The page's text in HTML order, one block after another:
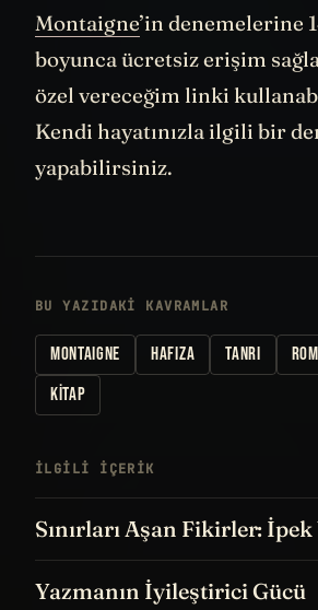
kitaba ve tabi benim
Montaigne’in denemelerine
boyunca ücretsiz erişim
özel vereceğim linki
Kendi hayatınızla ilgili bir
BU YAZIDAKI KAVRAMLAR
MONTAIGNE
İLGILI IÇERIK
Sınırları Aşan Fikirler: